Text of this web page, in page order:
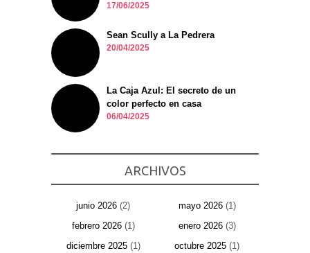
17/06/2025
Sean Scully a La Pedrera
20/04/2025
La Caja Azul: El secreto de un
color perfecto en casa
06/04/2025
ARCHIVOS
junio 2026 (2) mayo 2026(1)
febrero 2026(1) enero 2026(3)
diciembre 2025(1) octubre 2025 (1)